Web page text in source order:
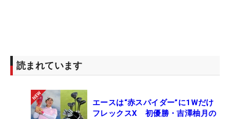
例えば素振りの回数が多くなったり、歩くスピード
の変化だったり。緊張状態に包まれた選手たちの心
理を、そうした部分から読み取っていた。これはプ
レーヤーだった上田にしかない視点でもある。
読まれています
エースは“赤スパイダー”に1Wだけ
フレックスX 初優勝・吉澤柚月の